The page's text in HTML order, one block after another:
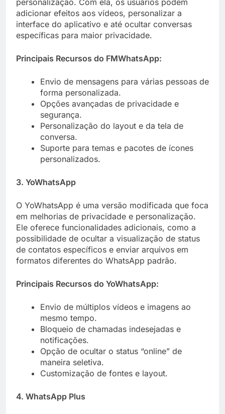
adicionar efeitos aos vídeos, personalizar a
interface do aplicativo e até ocultar conversas
específicas para maior privacidade.
Principais Recursos do FMWhatsApp:
Envio de mensagens para várias pessoas de
forma personalizada.
Opções avançadas de privacidade e
segurança.
Personalização do layout e da tela de
conversa.
Suporte para temas e pacotes de ícones
personalizados.
3. YoWhatsApp
O YoWhatsApp é uma versão modificada que foca
em melhorias de privacidade e personalização.
Ele oferece funcionalidades adicionais, como a
possibilidade de ocultar a visualização de status
de contatos específicos e enviar arquivos em
formatos diferentes do WhatsApp padrão.
Principais Recursos do YoWhatsApp:
Envio de múltiplos vídeos e imagens ao
mesmo tempo.
Bloqueio de chamadas indesejadas e
notificações.
Opção de ocultar o status “online” de
maneira seletiva.
Customização de fontes e layout.
4. WhatsApp Plus